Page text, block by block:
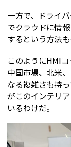
一方で、ドライ
でクラウドに情
するという方法
このようにHMI
中国市場、北米
なる複雑さも持
がこのインテリ
いるわけだ。